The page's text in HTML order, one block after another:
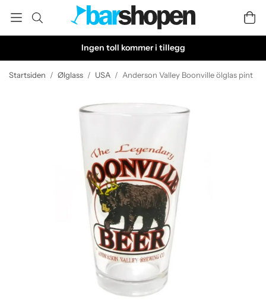
Ingen toll kommer i tillegg
Startsiden / Ølglass / USA / Anderson Valley Boonville ölglas pint